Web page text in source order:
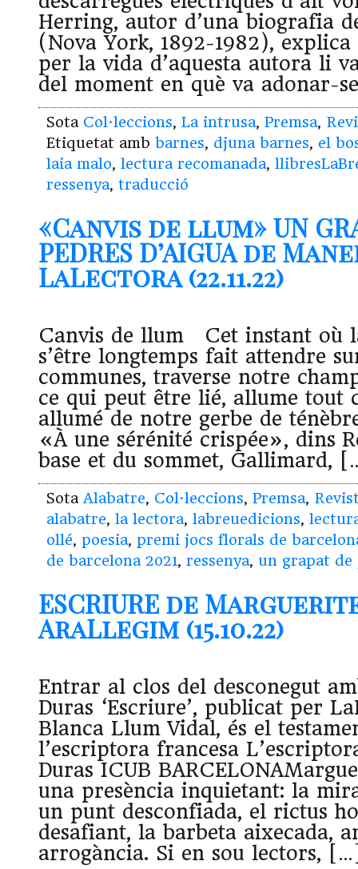
Herring, autor d’una biografia
(Nova York, 1892-1982), explica
per la vida d’aquesta autora li
del moment en què va adonar-
Sota Col·leccions, La intrusa, Premsa,
Etiquetat amb barnes, djuna barnes, el
laia malo, lectura recomanada,
ressenya, traducció
«Canvis de llum» UN
PEDRES D’AIGUA de
LaLectora (22.11.22)
Canvis de llum Cet instant où
s’être longtemps fait attendre
communes, traverse notre
ce qui peut être lié, allume tout
allumé de notre gerbe de
«À une sérénité crispée», dins
base et du sommet, Gallimard,
Sota Alabatre, Col·leccions, Premsa,
alabatre, la lectora, labreuedicions,
ollé, poesia, premi jocs florals de
de barcelona 2021, ressenya, un grapat de
ESCRIURE de
AraLlegim (15.10.22)
Entrar al clos del desconegut
Duras ‘Escriure’, publicat per
Blanca Llum Vidal, és el
l’escriptora francesa
Duras ICUB
una presència inquietant: la
un punt desconfiada, el rictus
desafiant, la barbeta aixecada,
arrogància. Si en sou lectors,